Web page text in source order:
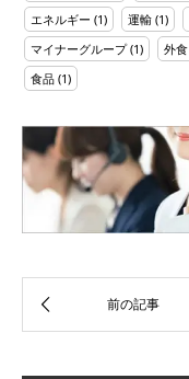
エネルギー (1) 運輸 (1)
マイナーグループ(1) 外食
食品 (1)